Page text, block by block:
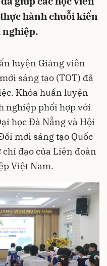
hành chuỗi kiến
nghiệp.
luyện Giảng viên
sáng tạo (TOT) đã
Khóa huấn luyện
nghiệp phối hợp với
học Đà Nẵng và Hội
mới sáng tạo Quốc
chỉ đạo của Liên đoàn
Việt Nam.